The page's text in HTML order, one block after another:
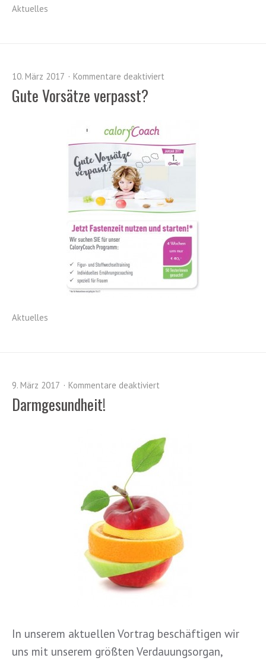
Aktuelles
10. März 2017 Kommentare deaktiviert
Gute Vorsätze verpasst?
Aktuelles
9. März 2017 Kommentare deaktiviert
Darmgesundheit!
In unserem aktuellen Vortrag beschäftigen wir
uns mit unserem größten Verdauungsorgan,